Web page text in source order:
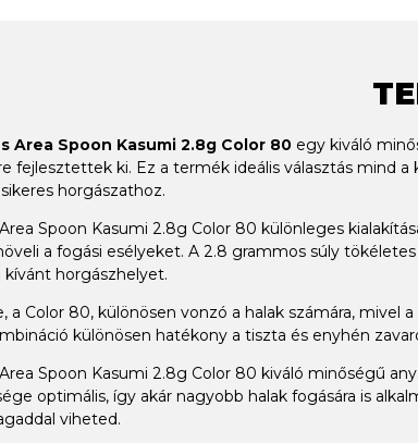
Area Spoon Kasumi 2.8g Color 80 egy kiváló
fejlesztettek ki. Ez a termék ideális választás mind
horgászathoz.
Spoon Kasumi 2.8g Color 80 különleges
a fogási esélyeket. A 2.8 grammos súly
kívánt horgászhelyet.
a Color 80, különösen vonzó a halak számára,
különösen hatékony a tiszta és enyhén
Spoon Kasumi 2.8g Color 80 kiváló minőségű
optimális, így akár nagyobb halak fogására is
viheted.